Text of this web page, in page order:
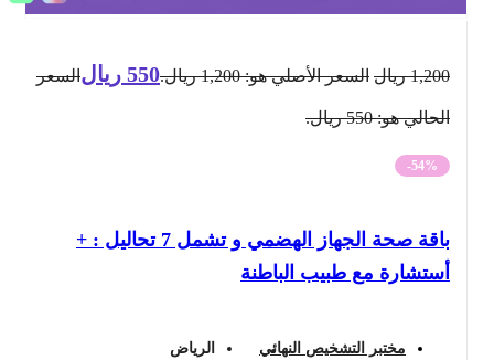
1,200 ريال السعر الأصلي هو: 1,200 ريال. 550 ريال السعر
الحالي هو: 550 ريال.
-54%
باقة صحة الجهاز الهضمي و تشمل 7 تحاليل : +
أستشارة مع طبيب الباطنة
مختبر التشخيص النهائي الرياض